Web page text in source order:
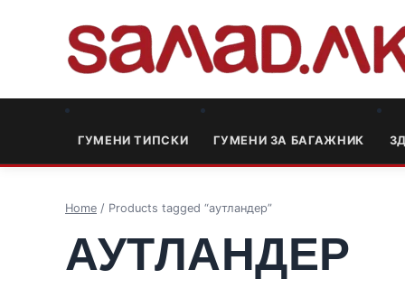
ГУМЕНИ ТИПСКИ ГУМЕНИ ЗА БАГАЖНИК
Home / Products tagged “аутландер”
АУТЛАНДЕР